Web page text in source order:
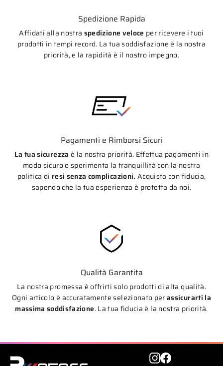
Spedizione Rapida
Affidati alla nostra spedizione veloce per ricevere i tuoi
prodotti in tempi record. La tua soddisfazione è la nostra
priorità, e la rapidità è il nostro impegno.
Pagamenti e Rimborsi Sicuri
La tua sicurezza è la nostra priorità. Effettua pagamenti in
modo sicuro e sperimenta la tranquillità con la nostra
politica di resi senza complicazioni. Acquista con fiducia,
sapendo che la tua esperienza è protetta da noi.
Qualità Garantita
La nostra promessa è offrirti solo prodotti di alta qualità.
Ogni articolo è accuratamente selezionato perassicurarti la
massima soddisfazione. La tua fiducia è la nostra priorità.
Instagram
Facebook